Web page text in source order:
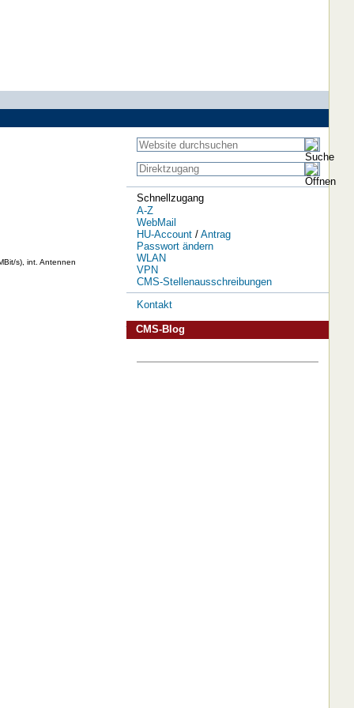
s), int. Antennen
Schnellzugang
A-Z
WebMail
HU-Account/ Antrag
Passwort ändern
WLAN
VPN
CMS-Stellenausschreibungen
Kontakt
CMS-Blog